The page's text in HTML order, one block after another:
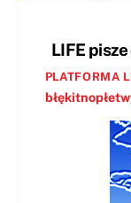
LIFE
PLATFORMA